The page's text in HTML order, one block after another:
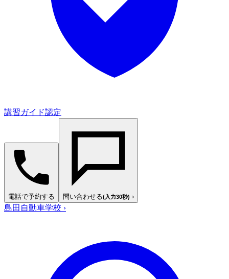
講習ガイド認定
電話で予約する 問い合わせる(入力30秒) ›
島田自動車学校 ›